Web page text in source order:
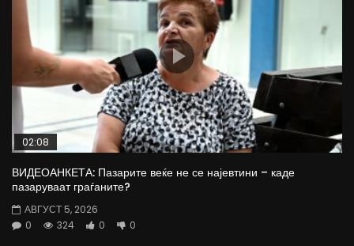
02:08
ВИДЕОАНКЕТА: Пазарите веќе не се најевтини – каде
пазаруваат граѓаните?
АВГУСТ 5, 2026
0
324 0 0